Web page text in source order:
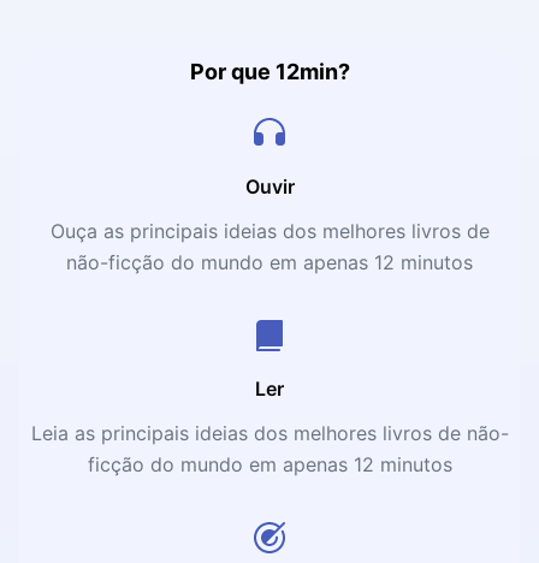
Por que 12min?
Ouvir
Ouça as principais ideias dos melhores livros de
não-ficção do mundo em apenas 12 minutos
Ler
Leia as principais ideias dos melhores livros de não-
ficção do mundo em apenas 12 minutos